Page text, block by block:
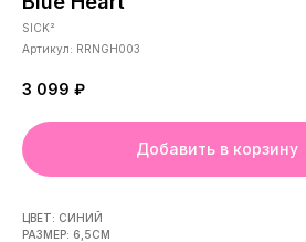
SICK²
Артикул: RRNGH003
3 099 ₽
Добавить в корзину
ЦВЕТ: СИНИЙ
РАЗМЕР: 6,5СМ